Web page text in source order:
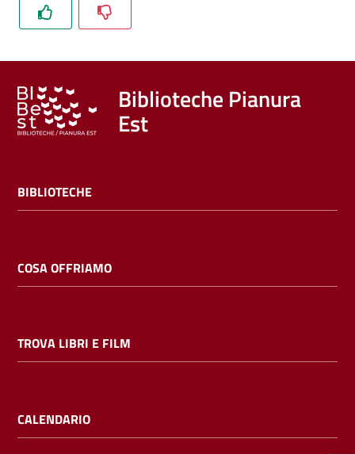
libri
film
Calendario
Bambini
E
l
i
Biblioteche Pianura
Est
BIBLIOTECHE
COSA OFFRIAMO
TROVA LIBRI E FILM
CALENDARIO